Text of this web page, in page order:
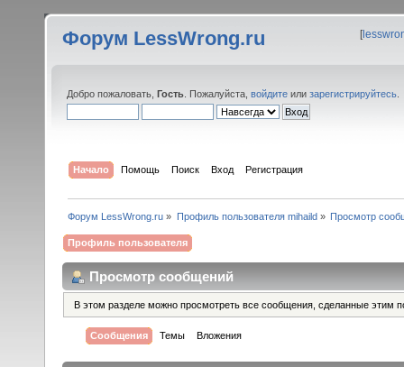
Форум LessWrong.ru [
Добро пожаловать, Гость . Пожалуйста, войдите или зарегистрируйтесь
Начало Помощь Поиск Вход Регистрация
Форум LessWrong.ru » Профиль пользователя mihaild» Просмотр
Профиль пользователя
Просмотр сообщений
В этом разделе можно просмотреть все сообщения, сделанные этим
Сообщения Темы Вложения